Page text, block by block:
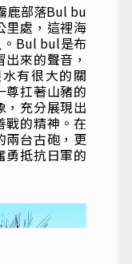
鹿部落Bul bu
里處，這裡海
Bul bul是布
出來的聲音 ，
有很大的關
尊扛著山豬的
，充分展現出
戰的精神。在
兩台古砲，更
勇抵抗日軍的